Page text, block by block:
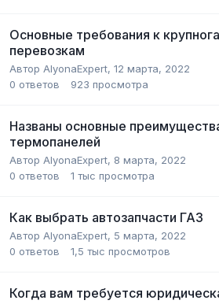
Основные требования к
перевозкам
Автор AlyonaExpert, 12 марта, 2022
0 ответов 923 просмотра
Названы основные
термопанелей
Автор AlyonaExpert, 8 марта, 2022
0 ответов 1 тыс просмотра
Как выбрать автозапчасти ГАЗ
Автор AlyonaExpert, 5 марта, 2022
0 ответов 1,5 тыс просмотров
Когда вам требуется